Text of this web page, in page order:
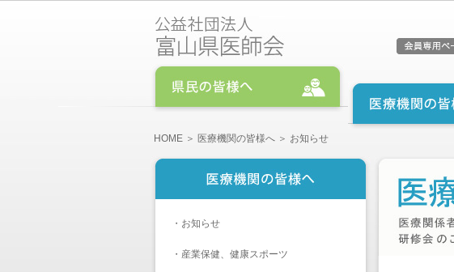
HOME ＞ 医療機関の皆様へ ＞ お知らせ
・ お知らせ
・ 産業保健、健康スポーツ